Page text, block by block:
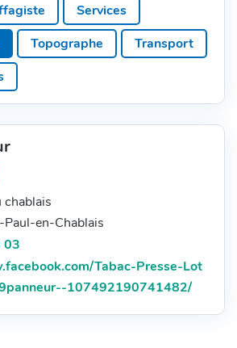
Services
Topographe
Transport
en-Chablais
03
Tabac-Presse-Lot
107492190741482/